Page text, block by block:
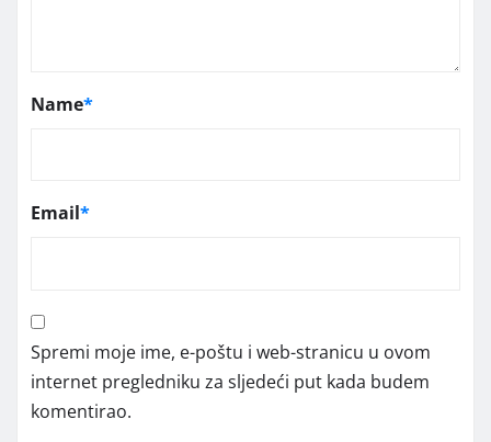
Name*
Email*
Spremi moje ime, e-poštu i web-stranicu u ovom
internet pregledniku za sljedeći put kada budem
komentirao.